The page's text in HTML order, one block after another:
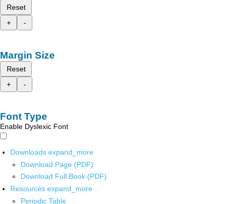
Reset
+
-
Margin Size
Reset
+
-
Font Type
Enable Dyslexic Font
Downloads expand_more
Download Page (PDF)
Download Full Book (PDF)
Resources expand_more
Periodic Table